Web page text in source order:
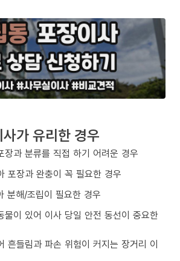
가 유리한 경우
장과 분류를 직접 하기 어려운 경우
포장과 완충이 꼭 필요한 경우
분해/조립이 필요한 경우
물이 있어 이사 당일 안전 동선이 중요한
흔들림과 파손 위험이 커지는 장거리 이